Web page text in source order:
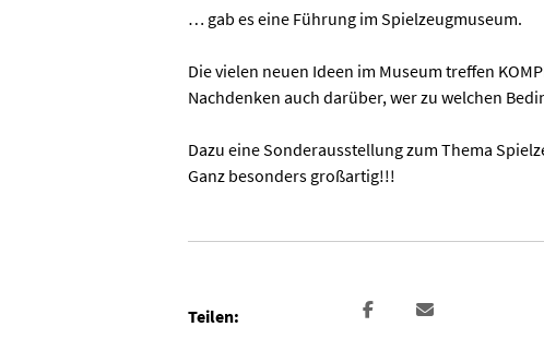
… gab es eine Führung im Spielzeugmuseum.
Die vielen neuen Ideen im Museum treffen
Nachdenken auch darüber, wer zu welchen
Dazu eine Sonderausstellung zum Thema
Ganz besonders großartig!!!
Teilen: